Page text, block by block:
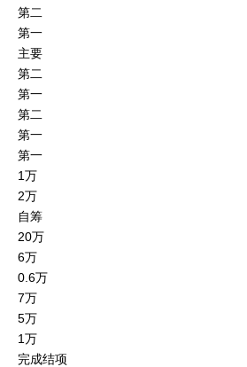
第二
第一
主要
第二
第一
第二
第一
第一
1万
2万
自筹
20万
6万
0.6万
7万
5万
1万
完成结项